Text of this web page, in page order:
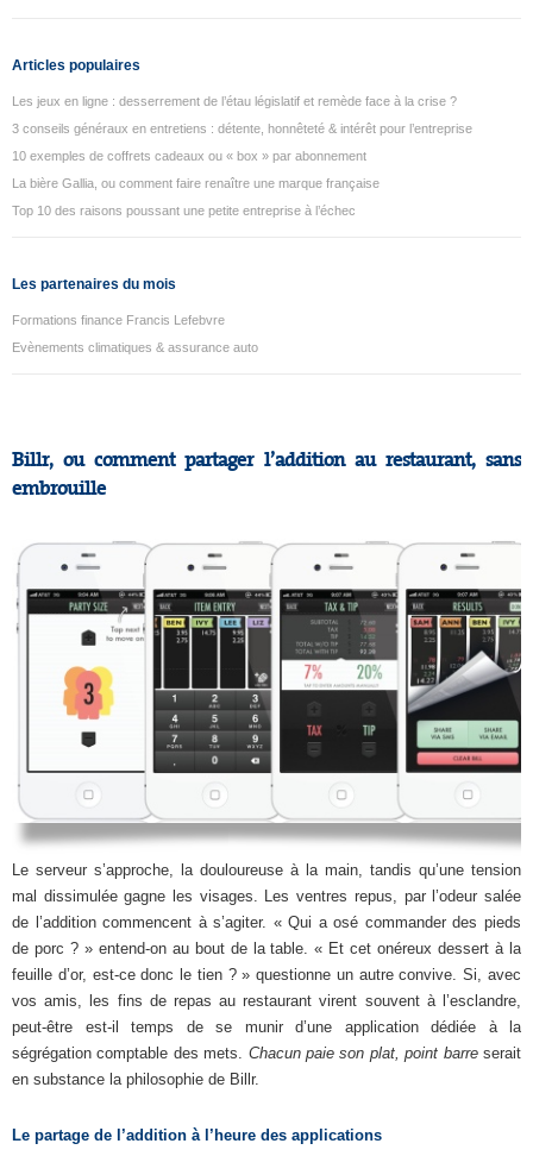
Articles populaires
Les jeux en ligne : desserrement de l’étau législatif et remède face à la crise ?
3 conseils généraux en entretiens : détente, honnêteté & intérêt pour l’entreprise
10 exemples de coffrets cadeaux ou « box » par abonnement
La bière Gallia, ou comment faire renaître une marque française
Top 10 des raisons poussant une petite entreprise à l’échec
Les partenaires du mois
Formations finance Francis Lefebvre
Evènements climatiques & assurance auto
Billr, ou comment partager l’addition au restaurant, sans
embrouille
Le serveur s’approche, la douloureuse à la main, tandis qu’une tension
mal dissimulée gagne les visages. Les ventres repus, par l’odeur salée
de l’addition commencent à s’agiter. « Qui a osé commander des pieds
de porc ? » entend-on au bout de la table. « Et cet onéreux dessert à la
feuille d’or, est-ce donc le tien ? » questionne un autre convive. Si, avec
vos amis, les fins de repas au restaurant virent souvent à l’esclandre,
peut-être est-il temps de se munir d’une application dédiée à la
ségrégation comptable des mets. Chacun paie son plat, point barreserait
en substance la philosophie de Billr.
Le partage de l’addition à l’heure des applications